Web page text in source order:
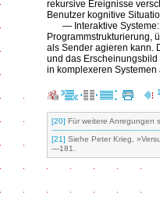
rekursive Ereignisse
Benutzer kognitive
— Interaktive Systeme:
Programmstrukturierung,
als Sender agieren kann.
und das
in komplexeren
1
[20] Für weitere Anregungen
[21] Siehe Peter Krieg,
—181.